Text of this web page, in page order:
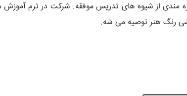
مندی از شیوه های تدریس موفقه. شرکت در ترم
رنگ هنر توصیه می شه.